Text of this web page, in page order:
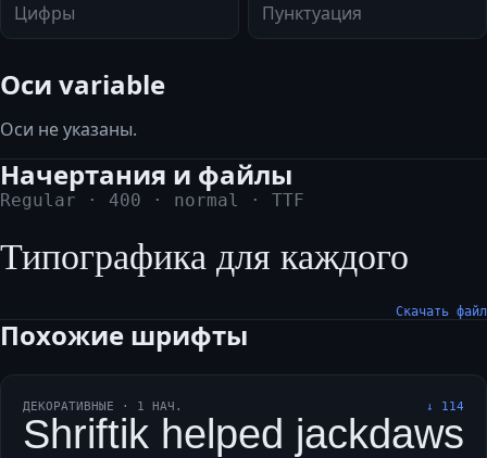
Цифры Пунктуация
Оси variable
Оси не указаны.
Начертания и файлы
Regular · 400 · normal · TTF
Типографика для каждого
Скачать файл
Похожие шрифты
ДЕКОРАТИВНЫЕ · 1 НАЧ. ↓ 114
Shriftik helped jackdaws